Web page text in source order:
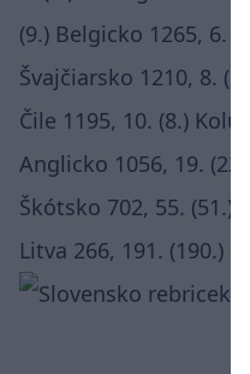
(9.) Belgicko 1265, 6.
Švajčiarsko 1210, 8.
Čile 1195, 10. (8.)
Anglicko 1056, 19. (22.)
Škótsko 702, 55. (51.)
Litva 266, 191. (190.)